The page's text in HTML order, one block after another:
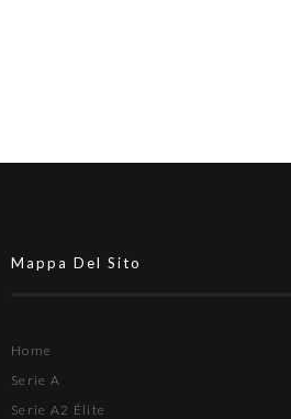
Mappa Del Sito
Home
Serie A
Serie A2 Élite